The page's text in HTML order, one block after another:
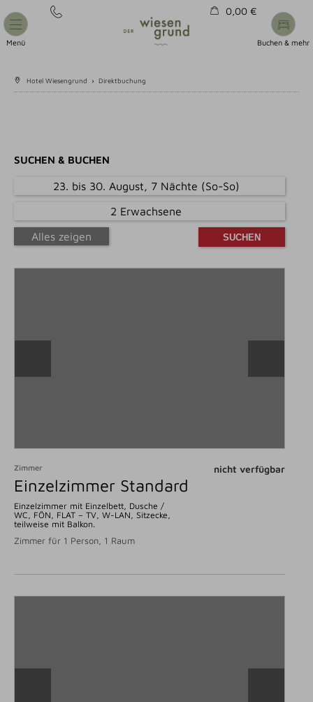
Menü Buchen & mehr
0,00 €
Warenkorb ist leer
Hotel Wiesengrund › Direktbuchung
SUCHEN & BUCHEN
23. bis 30. August, 7 Nächte (So-So)
2 Erwachsene
Alles zeigen
Zimmer
Einzelzimmer Standard
Einzelzimmer mit Einzelbett, Dusche /
WC, FÖN, FLAT – TV, W-LAN, Sitzecke,
teilweise mit Balkon.
Zimmer für 1 Person, 1 Raum
nicht verfügbar